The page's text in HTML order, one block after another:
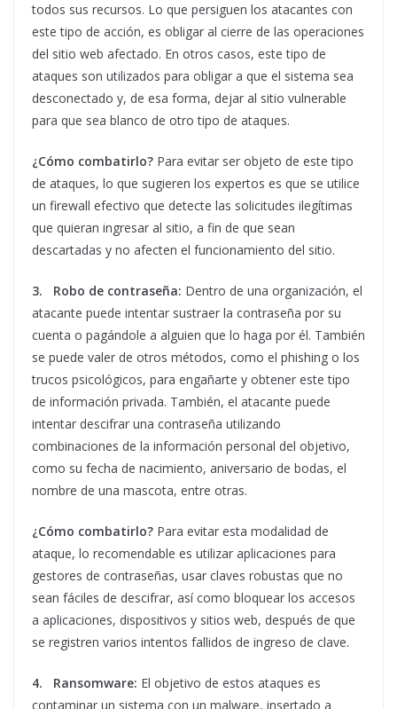
todos sus recursos. Lo que persiguen los atacantes con
este tipo de acción, es obligar al cierre de las operaciones
del sitio web afectado. En otros casos, este tipo de
ataques son utilizados para obligar a que el sistema sea
desconectado y, de esa forma, dejar al sitio vulnerable
para que sea blanco de otro tipo de ataques.
¿Cómo combatirlo? Para evitar ser objeto de este tipo
de ataques, lo que sugieren los expertos es que se utilice
un firewall efectivo que detecte las solicitudes ilegítimas
que quieran ingresar al sitio, a fin de que sean
descartadas y no afecten el funcionamiento del sitio.
3. Robo de contraseña: Dentro de una organización, el
atacante puede intentar sustraer la contraseña por su
cuenta o pagándole a alguien que lo haga por él. También
se puede valer de otros métodos, como el phishing o los
trucos psicológicos, para engañarte y obtener este tipo
de información privada. También, el atacante puede
intentar descifrar una contraseña utilizando
combinaciones de la información personal del objetivo,
como su fecha de nacimiento, aniversario de bodas, el
nombre de una mascota, entre otras.
¿Cómo combatirlo? Para evitar esta modalidad de
ataque, lo recomendable es utilizar aplicaciones para
gestores de contraseñas, usar claves robustas que no
sean fáciles de descifrar, así como bloquear los accesos
a aplicaciones, dispositivos y sitios web, después de que
se registren varios intentos fallidos de ingreso de clave.
4. Ransomware: El objetivo de estos ataques es
contaminar un sistema con un malware, insertado a